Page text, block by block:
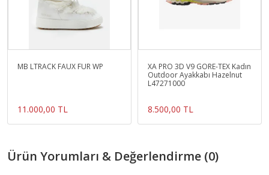
MB LTRACK FAUX FUR WP
11.000,00 TL
XA PRO 3D V9 GORE-TEX Kadın
Outdoor Ayakkabı Hazelnut
L47271000
8.500,00 TL
Ürün Yorumları & Değerlendirme (0)